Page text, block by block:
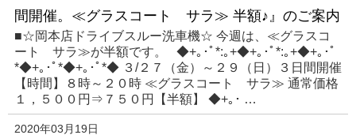
間開催。≪グラスコート サラ≫ 半額♪』のご案内
■☆岡本店ドライブスルー洗車機☆ 今週は、≪グラスコ
ート サラ≫が半額です。 ◆+｡･ﾟ*:｡+◆+｡･ﾟ*:｡+◆+｡･ﾟ
*◆+｡･ﾟ*◆+｡･ﾟ*◆ ３/２７（金）～２９（日）３日間開催
【時間】８時～２０時 ≪グラスコート サラ≫ 通常価格
１，５００円⇒７５０円【半額】 ◆+｡･ …
2020年03月19日